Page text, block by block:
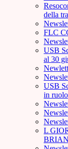
della
FLC
USB
al 30
USB
in ruolo
L